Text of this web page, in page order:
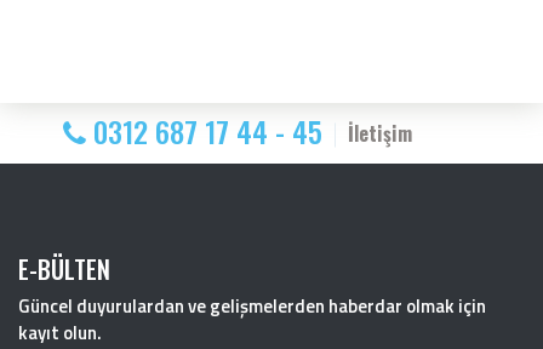
0312 687 17 44 - 45 İletişim
E-BÜLTEN
Güncel duyurulardan ve gelişmelerden haberdar olmak için
kayıt olun.